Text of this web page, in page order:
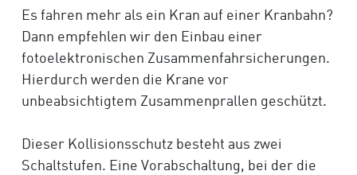
Es fahren mehr als ein Kran auf einer Kranbahn?
Dann empfehlen wir den Einbau einer
fotoelektronischen Zusammenfahrsicherungen.
Hierdurch werden die Krane vor
unbeabsichtigtem Zusammenprallen geschützt.
Dieser Kollisionsschutz besteht aus zwei
Schaltstufen. Eine Vorabschaltung, bei der die